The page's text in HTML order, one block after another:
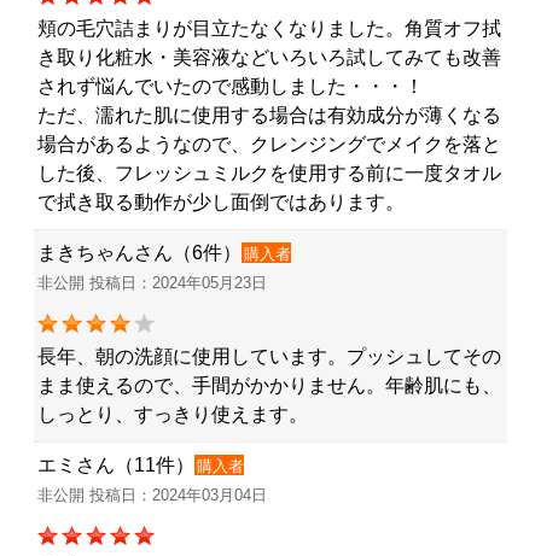
頬の毛穴詰まりが目立たなくなりました。角質オフ拭
き取り化粧水・美容液などいろいろ試してみても改善
されず悩んでいたので感動しました・・・！
ただ、濡れた肌に使用する場合は有効成分が薄くなる
場合があるようなので、クレンジングでメイクを落と
した後、フレッシュミルクを使用する前に一度タオル
で拭き取る動作が少し面倒ではあります。
まきちゃんさん（6件）
購入者
非公開 投稿日：2024年05月23日
長年、朝の洗顔に使用しています。プッシュしてその
まま使えるので、手間がかかりません。年齢肌にも、
しっとり、すっきり使えます。
エミさん（11件）
購入者
非公開 投稿日：2024年03月04日